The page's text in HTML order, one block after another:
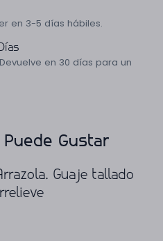
en 3-5 días hábiles.
en 30 días para un
Puede Gustar
Guaje tallado